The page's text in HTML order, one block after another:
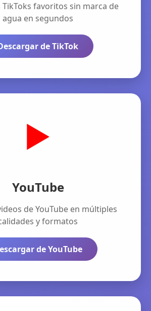
favoritos sin marca de
agua en segundos
de TikTok
▶️
YouTube
de YouTube en múltiples
y formatos
de YouTube